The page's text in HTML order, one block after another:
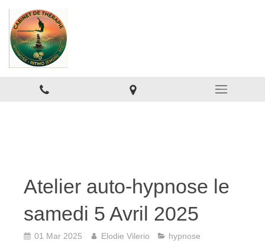
Atelier auto-hypnose le
samedi 5 Avril 2025
01 Mar 2025 Elodie Vilerio hypnose